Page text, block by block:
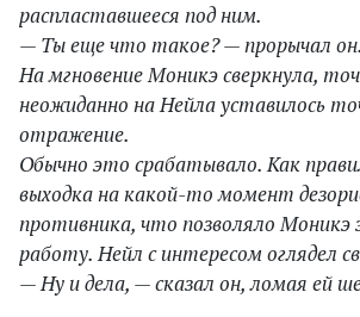
распластавшееся под ним.
— Ты еще что такое? — прорычал он.
На мгновение Моникэ сверкнула,
неожиданно на Нейла уставилось
отражение.
Обычно это срабатывало. Как
выходка на какой-то момент
противника, что позволяло Моникэ
работу. Нейл с интересом оглядел
— Ну и дела, — сказал он, ломая ей